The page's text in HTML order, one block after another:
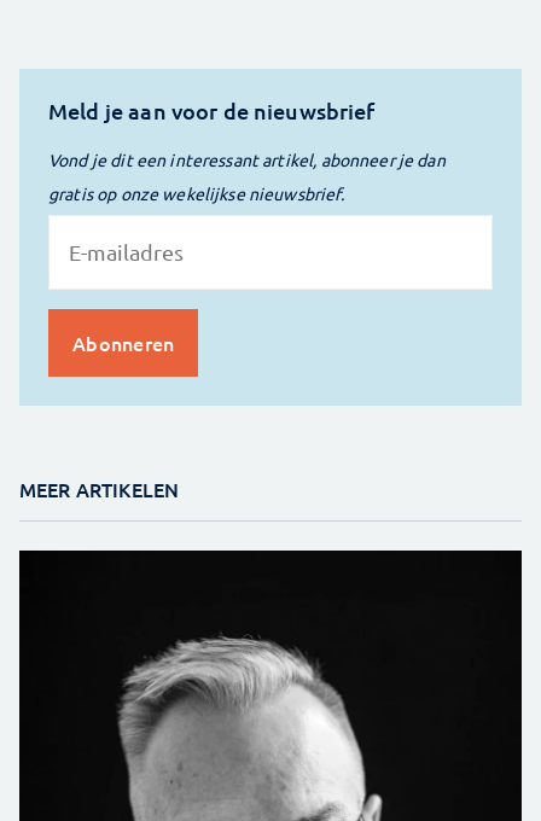
Meld je aan voor de nieuwsbrief
Vond je dit een interessant artikel, abonneer je dan
gratis op onze wekelijkse nieuwsbrief.
MEER ARTIKELEN